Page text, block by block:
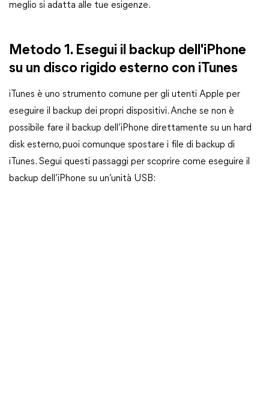
meglio si adatta alle tue esigenze.
Metodo 1. Esegui il backup dell'iPhone
su un disco rigido esterno con iTunes
iTunes è uno strumento comune per gli utenti Apple per
eseguire il backup dei propri dispositivi. Anche se non è
possibile fare il backup dell’iPhone direttamente su un hard
disk esterno, puoi comunque spostare i file di backup di
iTunes. Segui questi passaggi per scoprire come eseguire il
backup dell’iPhone su un’unità USB: